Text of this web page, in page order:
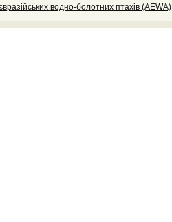
водно-болотних птахів (AEWA)